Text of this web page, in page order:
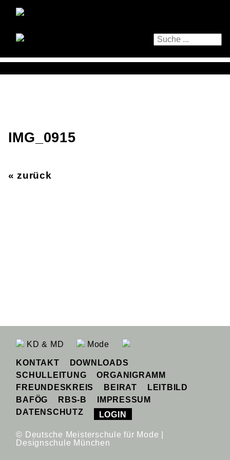
IMG_0915
« zurück
KD & MD Mode
KONTAKT
DOWNLOADS
SCHULLEITUNG
ORGANIGRAMM
FREUNDESKREIS
BEIRAT
LEITBILD
BAFÖG
RBS-B
IMPRESSUM
DATENSCHUTZ
LOGIN
© Deutsche Meisterschule für Mode |
Designschule München